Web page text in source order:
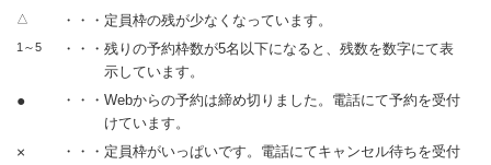
△ ・・・定員枠の残が少なくなっています。
1～5
・・・残りの予約枠数が5名以下になると、残数を数字にて表
示しています。
●
・・・Webからの予約は締め切りました。電話にて予約を受付
けています。
×
・・・定員枠がいっぱいです。電話にてキャンセル待ちを受付